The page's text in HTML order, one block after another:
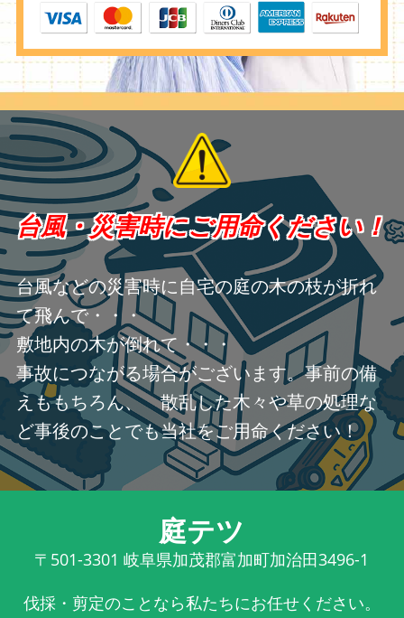
台風・災害時にご用命ください！
台風などの災害時に自宅の庭の木の枝が折れ
て飛んで・・・
敷地内の木が倒れて・・・
事故につながる場合がございます。事前の備
えももちろん、 散乱した木々や草の処理な
ど事後のことでも当社をご用命ください！
庭テツ
〒501-3301 岐阜県加茂郡富加町加治田3496-1
伐採・剪定のことなら私たちにお任せください。